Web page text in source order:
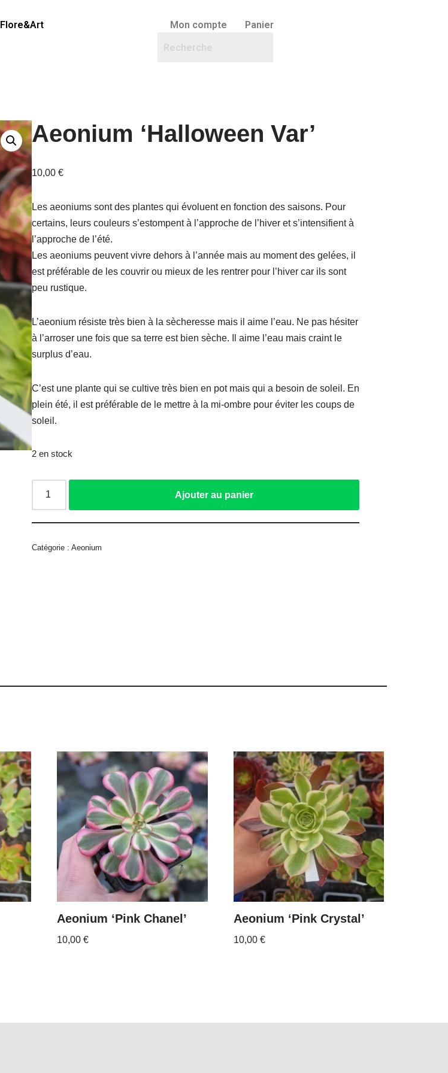
Flore&Art Mon compte Panier
Aeonium ‘Halloween Var’
10,00€
Les aeoniums sont des plantes qui évoluent en fonction des saisons. Pour
certains, leurs couleurs s’estompent à l’approche de l’hiver et s’intensifient à
l’approche de l’été.
Les aeoniums peuvent vivre dehors à l’année mais au moment des gelées, il
est préférable de les couvrir ou mieux de les rentrer pour l’hiver car ils sont
peu rustique.
L’aeonium résiste très bien à la sècheresse mais il aime l’eau. Ne pas hésiter
à l’arroser une fois que sa terre est bien sèche. Il aime l’eau mais craint le
surplus d’eau.
C’est une plante qui se cultive très bien en pot mais qui a besoin de soleil. En
plein été, il est préférable de le mettre à la mi-ombre pour éviter les coups de
soleil.
2 en stock
Ajouter au panier
Catégorie :Aeonium
Aeonium ‘Pink Chanel’
10,00€
Aeonium ‘Pink Crystal’
10,00€